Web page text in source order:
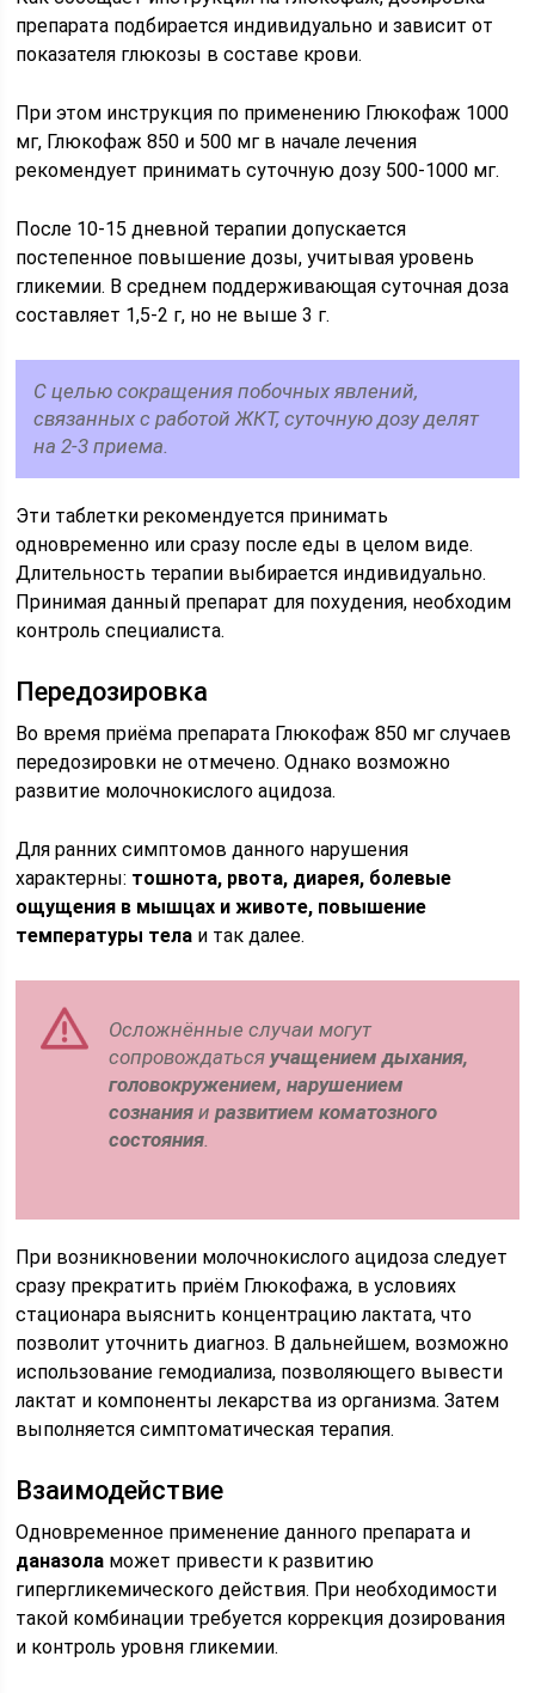
препарата подбирается индивидуально и зависит от
показателя глюкозы в составе крови.
При этом инструкция по применению Глюкофаж 1000
мг, Глюкофаж 850 и 500 мг в начале лечения
рекомендует принимать суточную дозу 500-1000 мг.
После 10-15 дневной терапии допускается
постепенное повышение дозы, учитывая уровень
гликемии. В среднем поддерживающая суточная доза
составляет 1,5-2 г, но не выше 3 г.
С целью сокращения побочных явлений,
связанных с работой ЖКТ, суточную дозу делят
на 2-3 приема.
Эти таблетки рекомендуется принимать
одновременно или сразу после еды в целом виде.
Длительность терапии выбирается индивидуально.
Принимая данный препарат для похудения, необходим
контроль специалиста.
Передозировка
Во время приёма препарата Глюкофаж 850 мг случаев
передозировки не отмечено. Однако возможно
развитие молочнокислого ацидоза.
Для ранних симптомов данного нарушения
характерны: тошнота, рвота, диарея, болевые
ощущения в мышцах и животе, повышение
температуры тела и так далее.
Осложнённые случаи могут
сопровождаться учащением дыхания,
головокружением, нарушением
сознания иразвитием коматозного
состояния.
При возникновении молочнокислого ацидоза следует
сразу прекратить приём Глюкофажа, в условиях
стационара выяснить концентрацию лактата, что
позволит уточнить диагноз. В дальнейшем, возможно
использование гемодиализа, позволяющего вывести
лактат и компоненты лекарства из организма. Затем
выполняется симптоматическая терапия.
Взаимодействие
Одновременное применение данного препарата и
даназола может привести к развитию
гипергликемического действия. При необходимости
такой комбинации требуется коррекция дозирования
и контроль уровня гликемии.